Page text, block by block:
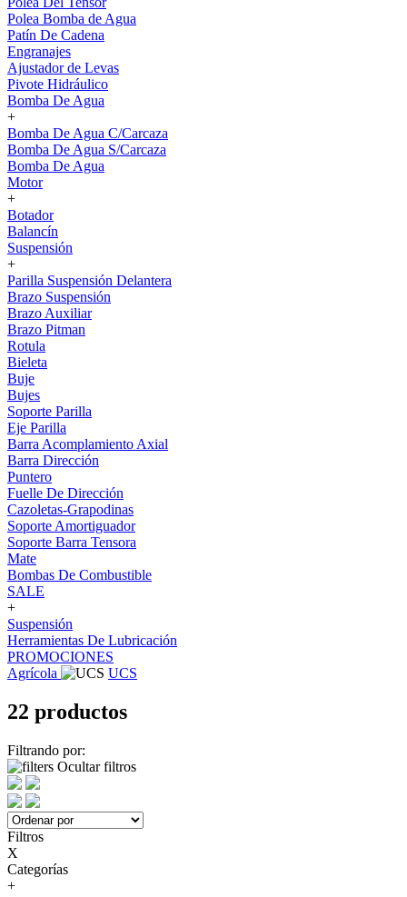
Polea Bomba de Agua
Patín De Cadena
Engranajes
Ajustador de Levas
Pivote Hidráulico
Bomba De Agua
+
Bomba De Agua C/Carcaza
Bomba De Agua S/Carcaza
Bomba De Agua
Motor
+
Botador
Balancín
Suspensión
+
Parilla Suspensión Delantera
Brazo Suspensión
Brazo Auxiliar
Brazo Pitman
Rotula
Bieleta
Buje
Bujes
Soporte Parilla
Eje Parilla
Barra Acomplamiento Axial
Barra Dirección
Puntero
Fuelle De Dirección
Cazoletas-Grapodinas
Soporte Amortiguador
Soporte Barra Tensora
Mate
Bombas De Combustible
SALE
+
Suspensión
Herramientas De Lubricación
PROMOCIONES
Agrícola
UCS
22 productos
Filtrando por:
Ocultar filtros
Filtros
X
Categorías
+